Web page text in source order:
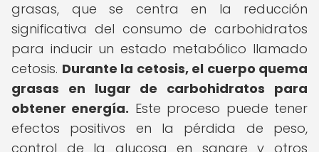
grasas, que se centra en la reducción
significativa del consumo de carbohidratos
para inducir un estado metabólico llamado
cetosis. Durante la cetosis, el cuerpo quema
grasas en lugar de carbohidratos para
obtener energía. Este proceso puede tener
efectos positivos en la pérdida de peso,
control de la glucosa en sangre y otros